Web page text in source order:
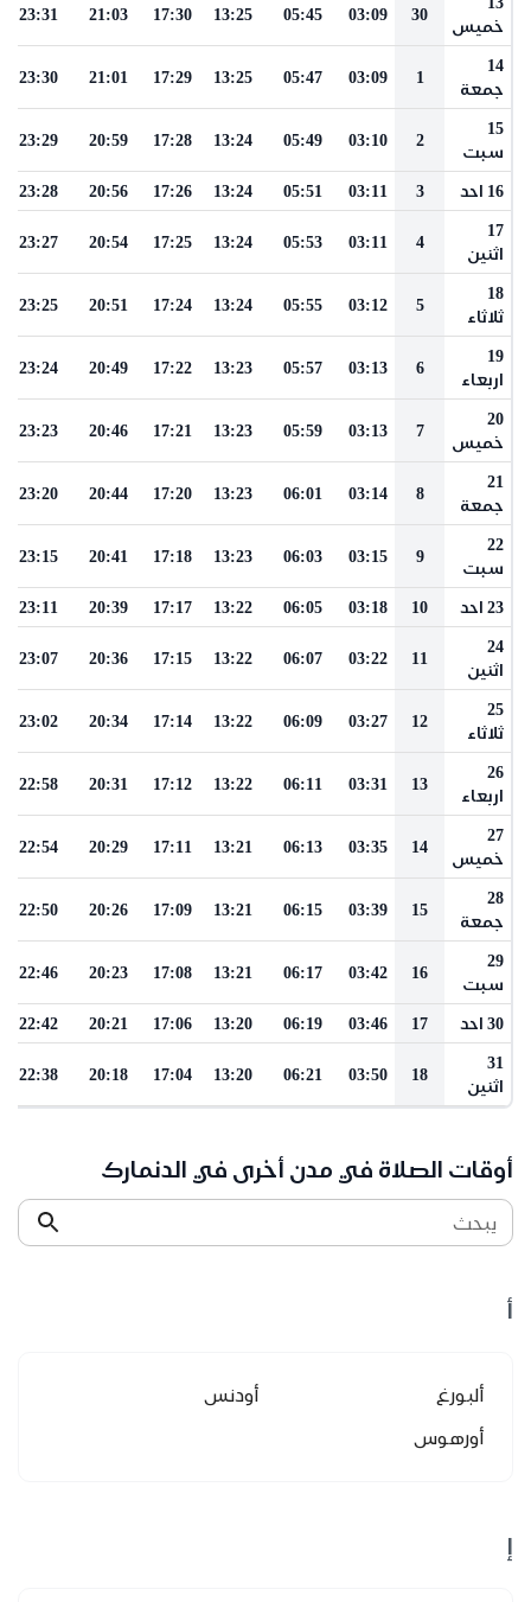
خميس
30
03:09
05:45
13:25
17:30
21:03
23:31
14
جمعة
1
03:09
05:47
13:25
17:29
21:01
23:30
15
سبت
2
03:10
05:49
13:24
17:28
20:59
23:29
16 احد 3
03:11
05:51
13:24
17:26
20:56
23:28
17
اثنين
4
03:11
05:53
13:24
17:25
20:54
23:27
18
ثلاثاء
5
03:12
05:55
13:24
17:24
20:51
23:25
19
اربعاء
6
03:13
05:57
13:23
17:22
20:49
23:24
20
خميس
7
03:13
05:59
13:23
17:21
20:46
23:23
21
جمعة
8
03:14
06:01
13:23
17:20
20:44
23:20
22
سبت
9
03:15
06:03
13:23
17:18
20:41
23:15
23 احد 10
03:18
06:05
13:22
17:17
20:39
23:11
24
اثنين
11
03:22
06:07
13:22
17:15
20:36
23:07
25
ثلاثاء
12
03:27
06:09
13:22
17:14
20:34
23:02
26
اربعاء
13
03:31
06:11
13:22
17:12
20:31
22:58
27
خميس
14
03:35
06:13
13:21
17:11
20:29
22:54
28
جمعة
15
03:39
06:15
13:21
17:09
20:26
22:50
29
سبت
16
03:42
06:17
13:21
17:08
20:23
22:46
30 احد 17
03:46
06:19
13:20
17:06
20:21
22:42
31
اثنين
18
03:50
06:21
13:20
17:04
20:18
22:38
أوقات الصلاة في مدن أخرى في الدنمارك
يبحث
أ
ألبورغ
أودنس
أورهوس
إ